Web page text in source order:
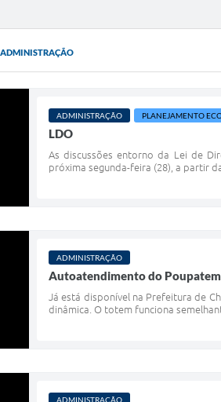
ADMINISTRAÇÃO
ADMINISTRAÇÃO PLANEJAMENTO
LDO
As discussões entorno da Lei de
próxima segunda-feira (28), a partir
ADMINISTRAÇÃO
Autoatendimento do
Já está disponível na Prefeitura de
dinâmica. O totem funciona
ADMINISTRAÇÃO